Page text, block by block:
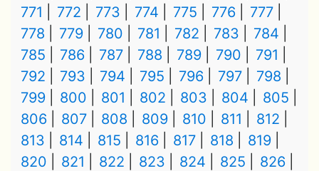
771
772 773 774 775 776
777
778
779 780 781 782 783
784
785
786 787 788 789 790
791
792
793 794 795 796 797
798
799
800 801 802 803 804
805
806
807 808 809 810 811
812
813
814 815 816 817 818
819
820
821 822 823 824 825
826